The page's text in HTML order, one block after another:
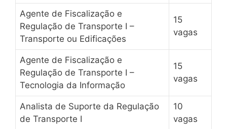
Agente de Fiscalização e
Regulação de Transporte I –
Transporte ou Edificações
15
vagas
Agente de Fiscalização e
Regulação de Transporte I –
Tecnologia da Informação
15
vagas
Analista de Suporte da Regulação
de Transporte I
10
vagas